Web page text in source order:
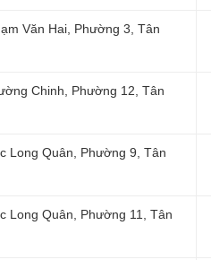
Văn Hai, Phường 3, Tân
Chinh, Phường 12, Tân
Long Quân, Phường 9, Tân
Long Quân, Phường 11, Tân